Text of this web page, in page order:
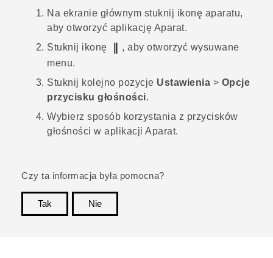
Na ekranie głównym stuknij ikonę aparatu,
aby otworzyć aplikację Aparat.
Stuknij ikonę
, aby otworzyć wysuwane
menu.
Stuknij kolejno pozycje Ustawienia > Opcje
przycisku głośności.
Wybierz sposób korzystania z przycisków
głośności w aplikacji Aparat.
Czy ta informacja była pomocna?
Tak
Nie